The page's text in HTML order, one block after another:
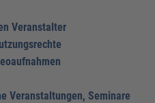
Veranstalter
Veranstaltungen, Seminare